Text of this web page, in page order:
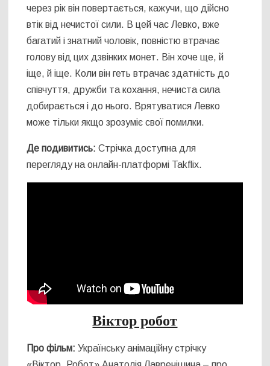
через рік він повертається, кажучи, що дійсно
втік від нечистої сили. В цей час Левко, вже
багатий і знатний чоловік, повністю втрачає
голову від цих дзвінких монет. Він хоче ще, й
іще, й іще. Коли він геть втрачає здатність до
співчуття, дружби та кохання, нечиста сила
добирається і до нього. Врятуватися Левко
може тільки якщо зрозуміє свої помилки.
Де подивитись:Стрічка доступна для
перегляду на онлайн-платформі Takflix.
Віктор робот
Про фільм:Українську анімаційну стрічку